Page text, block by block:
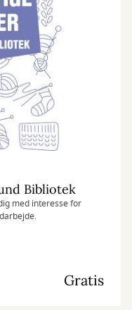
Bibliotek
med interesse for
Gratis